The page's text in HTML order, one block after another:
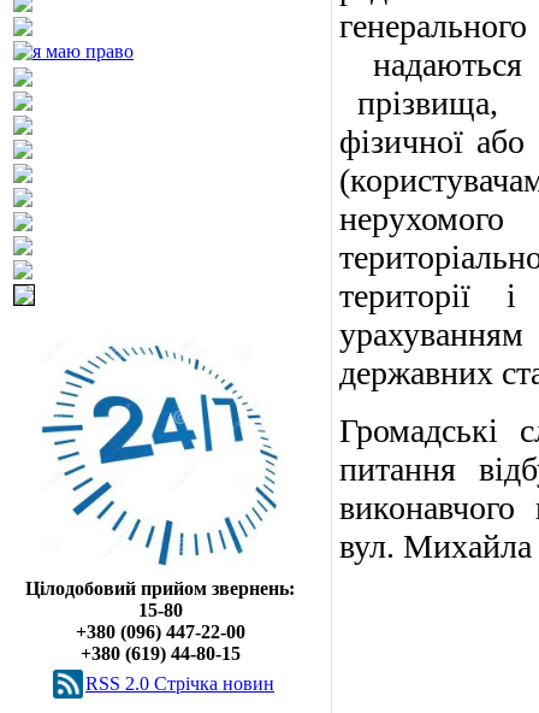
Цілодобовий прийом звернень:
15-80
+380 (096) 447-22-00
+380 (619) 44-80-15
RSS 2.0 Cтрічка новин
прізвища,
фізичної
території
урахуванням
державних
Громадські
питання
виконавчого
вул. Михайла